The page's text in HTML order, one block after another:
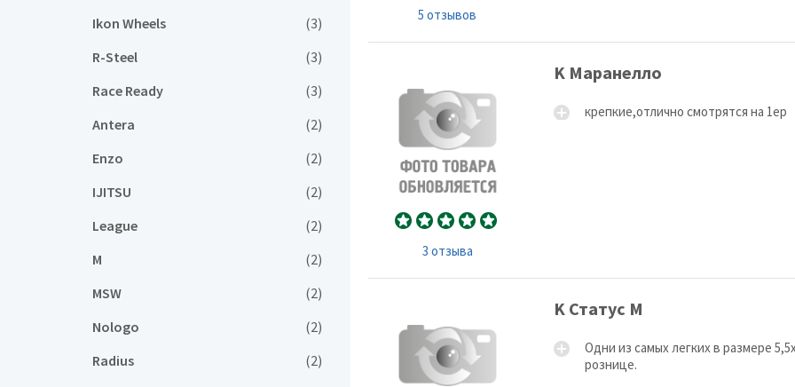
5 отзывов
3 отзыва
K Маранелло
крепкие,отлично смотрятся на 1ер
K Статус М
Одни из самых легких в размере
рознице.
Ikon Wheels (3)
R-Steel (3)
Race Ready (3)
Antera (2)
Enzo (2)
IJITSU (2)
League (2)
M (2)
MSW (2)
Nologo (2)
Radius (2)